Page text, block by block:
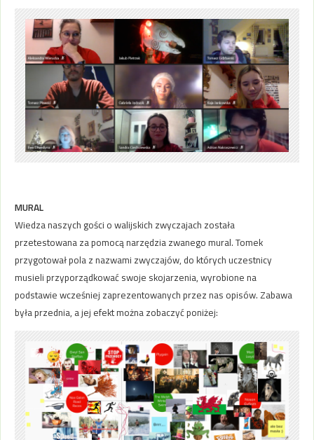
MURAL
Wiedza naszych gości o walijskich zwyczajach została
przetestowana za pomocą narzędzia zwanego mural. Tomek
przygotował pola z nazwami zwyczajów, do których uczestnicy
musieli przyporządkować swoje skojarzenia, wyrobione na
podstawie wcześniej zaprezentowanych przez nas opisów. Zabawa
była przednia, a jej efekt można zobaczyć poniżej: